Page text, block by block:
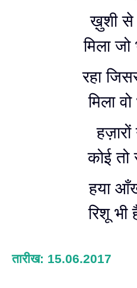
ख़ुशी से
मिला
रहा
मिला
कोई
हया
रिशू
तारीख: 15.06.2017